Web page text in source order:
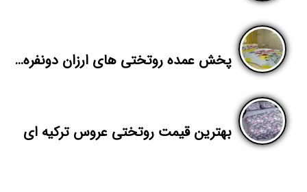
پخش عمده روتختی های ارزان دونفره در بازار
بهترین قیمت روتختی عروس ترکیه ای